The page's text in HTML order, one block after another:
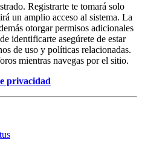
Registrarte te tomará solo
un amplio acceso al sistema. La
otorgar permisos adicionales
identificarte asegúrete de estar
de uso y políticas relacionadas.
mientras navegas por el sitio.
privacidad